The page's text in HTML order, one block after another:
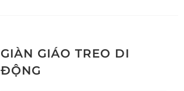
GIÀN GIÁO TREO DI
ĐỘNG